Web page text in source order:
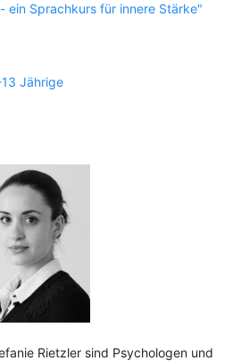
ein Sprachkurs für innere Stärke"
Jährige
Rietzler sind Psychologen und